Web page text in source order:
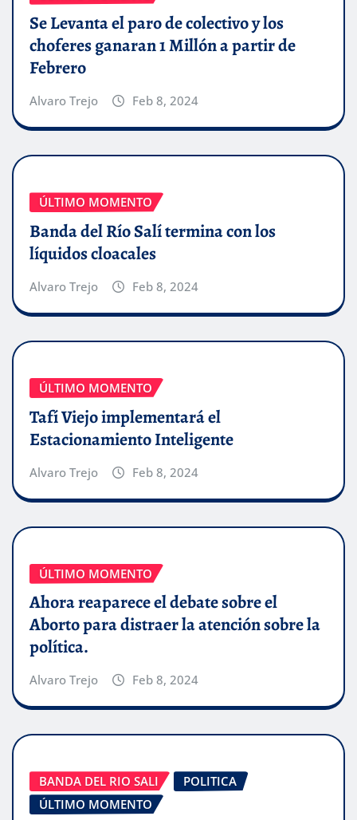
Se Levanta el paro de colectivo y los
choferes ganaran 1 Millón a partir de
Febrero
Alvaro Trejo Feb 8, 2024
ÚLTIMO MOMENTO
Banda del Río Salí termina con los
líquidos cloacales
Alvaro Trejo Feb 8, 2024
ÚLTIMO MOMENTO
Tafí Viejo implementará el
Estacionamiento Inteligente
Alvaro Trejo Feb 8, 2024
ÚLTIMO MOMENTO
Ahora reaparece el debate sobre el
Aborto para distraer la atención sobre la
política.
Alvaro Trejo Feb 8, 2024
BANDA DEL RIO SALI
POLITICA
ÚLTIMO MOMENTO